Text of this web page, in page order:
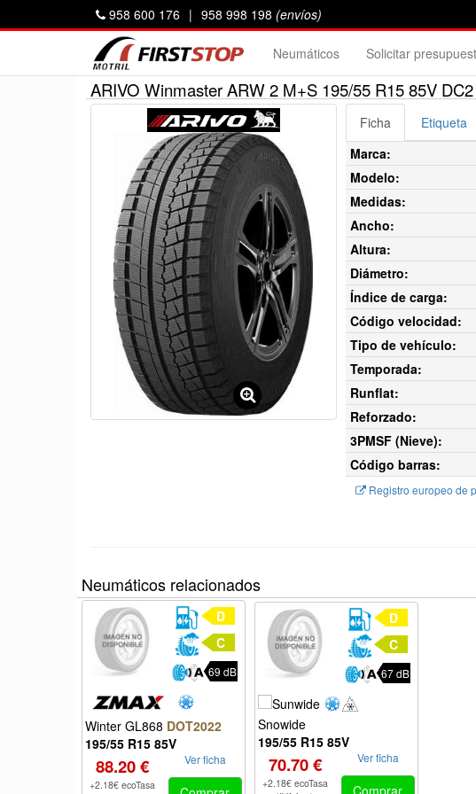
958 600 176 | 958 998 198 (envíos)
Neumáticos Solicitar
ARIVO Winmaster ARW 2 M+S 195/55 R15 85V DC2
Ficha
Etiqueta
Marca:
Modelo:
Medidas:
Ancho:
Altura:
Diámetro:
Índice de carga:
Código velocidad:
Tipo de vehículo:
Temporada:
Runflat:
Reforzado:
3PMSF (Nieve):
Código barras:
Registro europeo de
Neumáticos relacionados
D
C
69 dB
Winter GL868 DOT2022
195/55 R15 85V
88.20 €
+2.18€ ecoTasa
Ver ficha
D
C
67 dB
Snowide
195/55 R15 85V
70.70 €
+2.18€ ecoTasa
Ver ficha